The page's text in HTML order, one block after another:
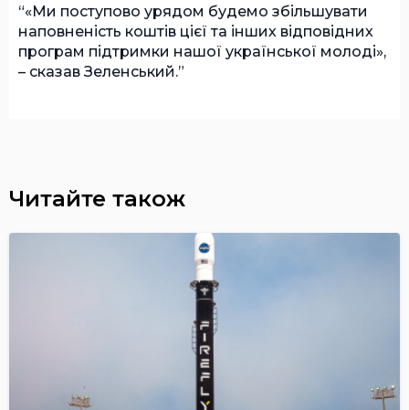
«Ми поступово урядом будемо збільшувати
наповненість коштів цієї та інших відповідних
програм підтримки нашої української молоді»,
– сказав Зеленський.
Читайте також